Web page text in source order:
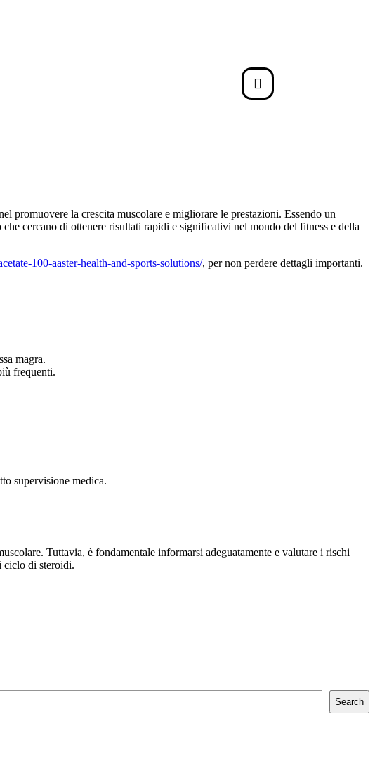
promuovere la crescita muscolare e migliorare le prestazioni. Essendo un
cercano di ottenere risultati rapidi e significativi nel mondo del fitness e della
100-aaster-health-and-sports-solutions/, per non perdere dettagli importanti.
magra.
frequenti.
supervisione medica.
Tuttavia, è fondamentale informarsi adeguatamente e valutare i rischi
ciclo di steroidi.
Search